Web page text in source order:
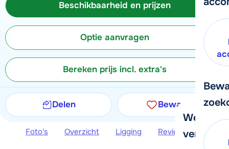
We
verder!
Beschikbaarheid en prijzen
Optie aanvragen
Bereken prijs incl. extra's
Delen Bewaren
Foto's Overzicht Ligging Reviews